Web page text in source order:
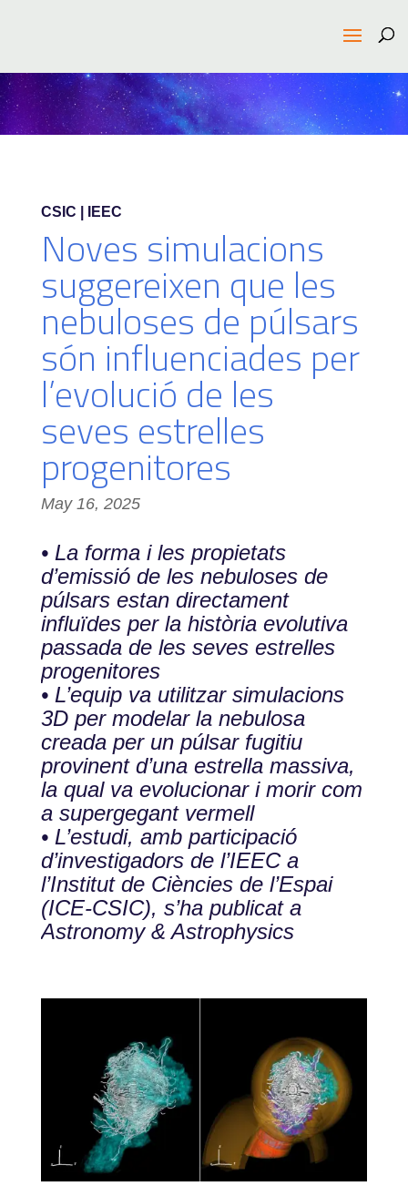
CSIC | IEEC
Noves simulacions
suggereixen que les
nebuloses de púlsars
són influenciades per
l’evolució de les
seves estrelles
progenitores
May 16, 2025
• La forma i les propietats
d’emissió de les nebuloses de
púlsars estan directament
influïdes per la història evolutiva
passada de les seves estrelles
progenitores
• L’equip va utilitzar simulacions
3D per modelar la nebulosa
creada per un púlsar fugitiu
provinent d’una estrella massiva,
la qual va evolucionar i morir com
a supergegant vermell
• L’estudi, amb participació
d’investigadors de l’IEEC a
l’Institut de Ciències de l’Espai
(ICE-CSIC), s’ha publicat a
Astronomy & Astrophysics